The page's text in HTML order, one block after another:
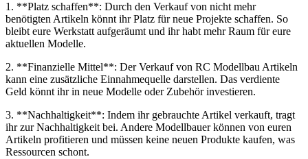
1. **Platz schaffen**: Durch den Verkauf von nicht mehr
benötigten Artikeln könnt ihr Platz für neue Projekte schaffen. So
bleibt eure Werkstatt aufgeräumt und ihr habt mehr Raum für eure
aktuellen Modelle.
2. **Finanzielle Mittel**: Der Verkauf von RC Modellbau Artikeln
kann eine zusätzliche Einnahmequelle darstellen. Das verdiente
Geld könnt ihr in neue Modelle oder Zubehör investieren.
3. **Nachhaltigkeit**: Indem ihr gebrauchte Artikel verkauft, tragt
ihr zur Nachhaltigkeit bei. Andere Modellbauer können von euren
Artikeln profitieren und müssen keine neuen Produkte kaufen, was
Ressourcen schont.